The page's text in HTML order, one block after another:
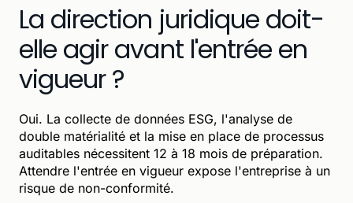
La direction juridique doit-
elle agir avant l'entrée en
vigueur ?
Oui. La collecte de données ESG, l'analyse de
double matérialité et la mise en place de processus
auditables nécessitent 12 à 18 mois de préparation.
Attendre l'entrée en vigueur expose l'entreprise à un
risque de non-conformité.